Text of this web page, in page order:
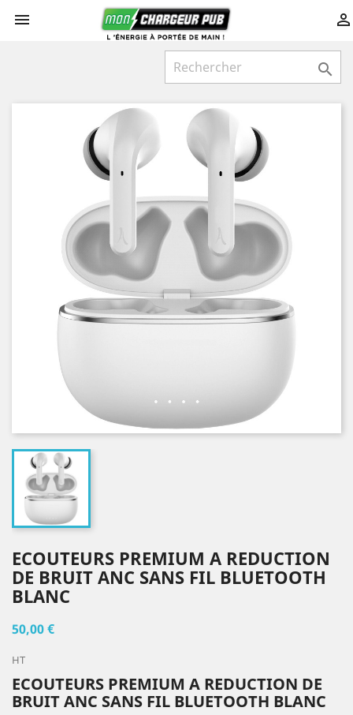
 

ECOUTEURS PREMIUM A REDUCTION
DE BRUIT ANC SANS FIL BLUETOOTH
BLANC
50,00 €
HT
ECOUTEURS PREMIUM A REDUCTION DE
BRUIT ANC SANS FIL BLUETOOTH BLANC